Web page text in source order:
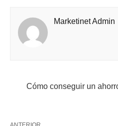
Marketinet Admin
Cómo conseguir un